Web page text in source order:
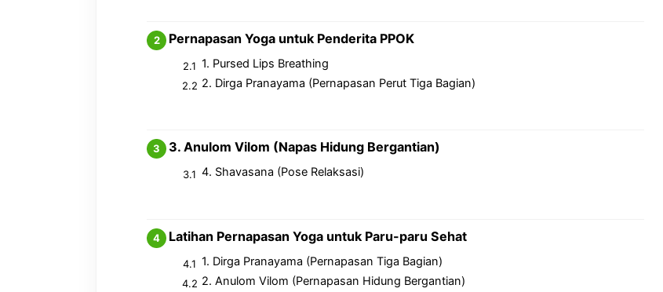
Pernapasan Yoga untuk Penderita PPOK
1. Pursed Lips Breathing
2. Dirga Pranayama (Pernapasan Perut Tiga Bagian)
3. Anulom Vilom (Napas Hidung Bergantian)
4. Shavasana (Pose Relaksasi)
Latihan Pernapasan Yoga untuk Paru-paru Sehat
1. Dirga Pranayama (Pernapasan Tiga Bagian)
2. Anulom Vilom (Pernapasan Hidung Bergantian)